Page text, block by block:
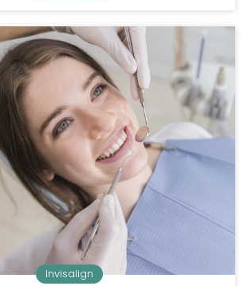
tienen algún diente fracturado,
demasiado separados…
las ventajas de las carillas de
porcelana? Corrigen cual...
Invisalign